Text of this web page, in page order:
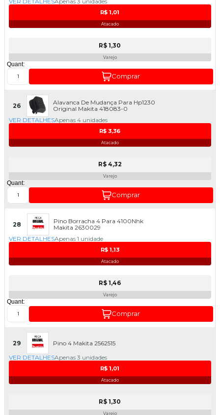
R$ 1,01
Atacado
R$ 1,30
Varejo
Quant:
Comprar
26
Alavanca De Mudança Para Hp1230
Original Makita 418083-0
VER DETALHESApenas 4 unidades
R$ 3,36
Atacado
R$ 4,32
Varejo
Quant:
Comprar
28
Pino Borracha 4 Para 4100Nhk
Makita 2630029
VER DETALHESApenas 1 unidade
R$ 1,13
Atacado
R$ 1,46
Varejo
Quant:
Comprar
29
Pino 4 Makita 2562515
VER DETALHESApenas 3 unidades
R$ 1,01
Atacado
R$ 1,30
Varejo